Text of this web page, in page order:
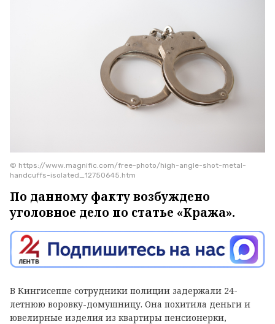
© https://www.magnific.com/free-photo/high-angle-shot-metal-
handcuffs-isolated_12750645.htm
По данному факту возбуждено
уголовное дело по статье «Кража».
В Кингисеппе сотрудники полиции задержали 24-
летнюю воровку-домушницу. Она похитила деньги и
ювелирные изделия из квартиры пенсионерки,